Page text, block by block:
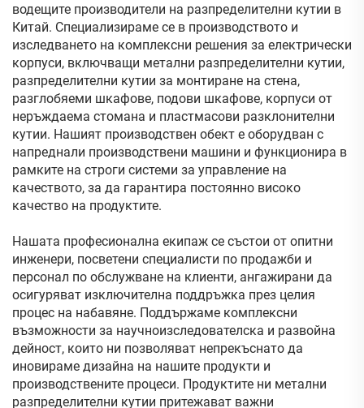
водещите производители на разпределителни кутии в
Китай. Специализираме се в производството и
изследването на комплексни решения за електрически
корпуси, включващи метални разпределителни кутии,
разпределителни кутии за монтиране на стена,
разглобяеми шкафове, подови шкафове, корпуси от
неръждаема стомана и пластмасови разклонителни
кутии. Нашият производствен обект е оборудван с
напреднали производствени машини и функционира в
рамките на строги системи за управление на
качеството, за да гарантира постоянно високо
качество на продуктите.
Нашата професионална екипаж се състои от опитни
инженери, посветени специалисти по продажби и
персонал по обслужване на клиенти, ангажирани да
осигуряват изключителна поддръжка през целия
процес на набавяне. Поддържаме комплексни
възможности за научноизследователска и развойна
дейност, които ни позволяват непрекъснато да
иновираме дизайна на нашите продукти и
производствените процеси. Продуктите ни метални
разпределителни кутии притежават важни